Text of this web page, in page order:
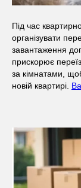
Під час
організувати
завантаження
прискорює
за кімнатами,
новій квартирі.